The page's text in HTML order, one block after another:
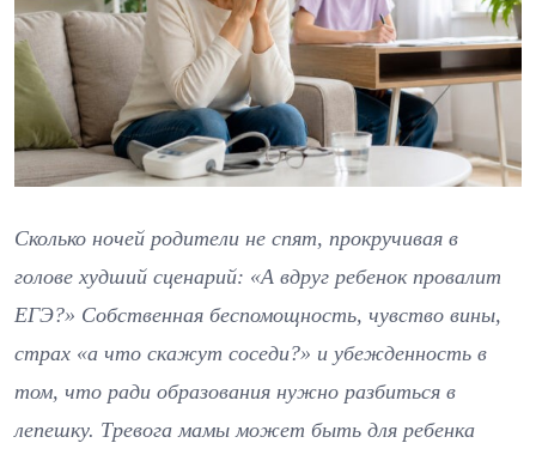
Сколько ночей родители не спят, прокручивая в
голове худший сценарий: «А вдруг ребенок провалит
ЕГЭ?» Собственная беспомощность, чувство вины,
страх «а что скажут соседи?» и убежденность в
том, что ради образования нужно разбиться в
лепешку. Тревога мамы может быть для ребенка